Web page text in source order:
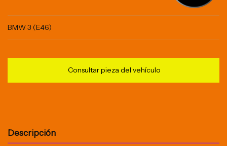
BMW 3 (E46)
Consultar pieza del vehículo
Descripción